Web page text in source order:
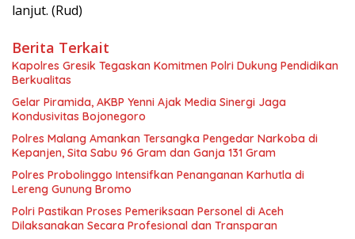
lanjut. (Rud)
Berita Terkait
Kapolres Gresik Tegaskan Komitmen Polri Dukung Pendidikan
Berkualitas
Gelar Piramida, AKBP Yenni Ajak Media Sinergi Jaga
Kondusivitas Bojonegoro
Polres Malang Amankan Tersangka Pengedar Narkoba di
Kepanjen, Sita Sabu 96 Gram dan Ganja 131 Gram
Polres Probolinggo Intensifkan Penanganan Karhutla di
Lereng Gunung Bromo
Polri Pastikan Proses Pemeriksaan Personel di Aceh
Dilaksanakan Secara Profesional dan Transparan